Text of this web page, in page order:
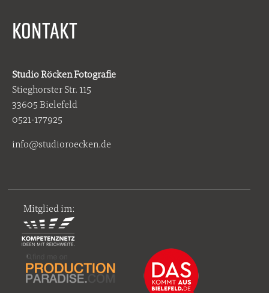
KONTAKT
Studio Röcken Fotografie
Stieghorster Str. 115
33605 Bielefeld
0521-177925
info@studioroecken.de
Mitglied im: